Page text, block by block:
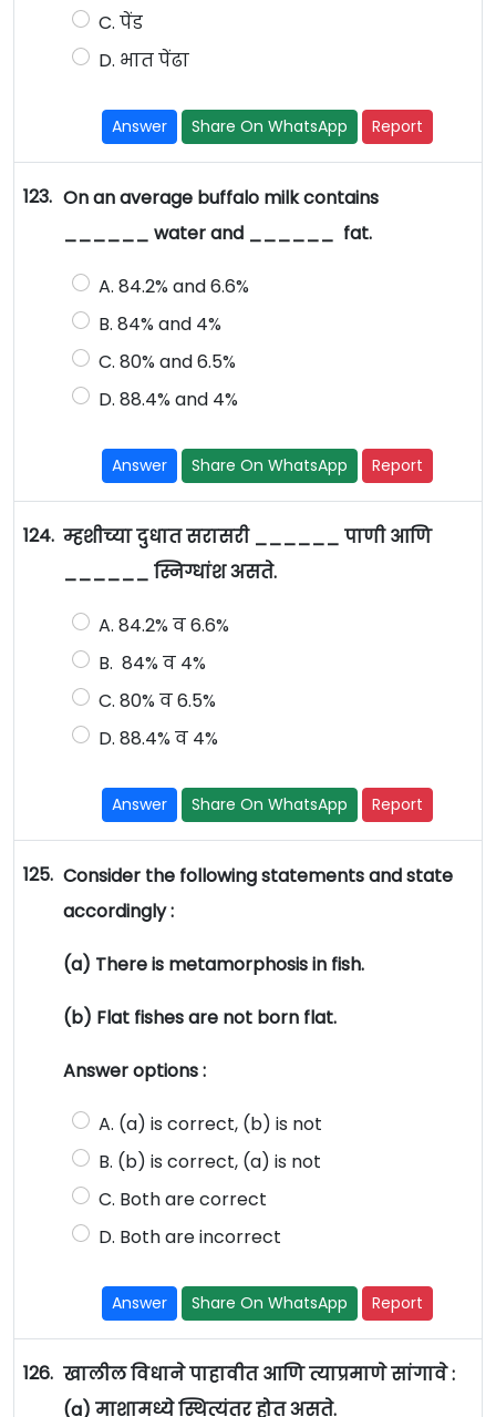
C. पेंड
D. भात पेंढा
Answer Share On WhatsApp Report
123. On an average buffalo milk contains
______ water and ______ fat.
A. 84.2% and 6.6%
B. 84% and 4%
C. 80% and 6.5%
D. 88.4% and 4%
Answer Share On WhatsApp Report
124. म्हशीच्या दुधात सरासरी ______ पाणी आणि
______ स्निग्धांश असते.
A. 84.2% व 6.6%
B. 84% व 4%
C. 80% व 6.5%
D. 88.4% व 4%
Answer Share On WhatsApp Report
125. Consider the following statements and state
accordingly :
(a) There is metamorphosis in fish.
(b) Flat fishes are not born flat.
Answer options :
A. (a) is correct, (b) is not
B. (b) is correct, (a) is not
C. Both are correct
D. Both are incorrect
Answer Share On WhatsApp Report
126. खालील विधाने पाहावीत आणि त्याप्रमाणे सांगावे :
(a) माशामध्ये स्थित्यंतर होत असते.